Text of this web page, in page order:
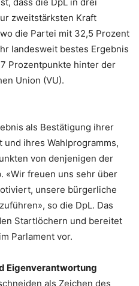
dass die DpL in drei
zweitstärksten Kraft
die Partei mit 32,5 Prozent
landesweit bestes Ergebnis
Prozentpunkte hinter der
Union (VU).
als Bestätigung ihrer
ihres Wahlprogramms,
von denjenigen der
«Wir freuen uns sehr über
unsere bürgerliche
so die DpL. Das
Startlöchern und bereitet
Parlament vor.
Eigenverantwortung
als Zeichen des